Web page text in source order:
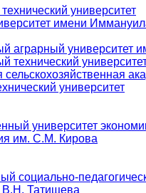
университет
имени
аграрный университет
технический
сельскохозяйственная
университет
университет
им. С.М. Кирова
социально-
В.Н. Татищева